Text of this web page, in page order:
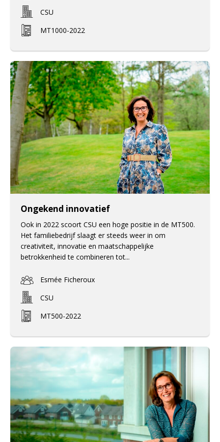
CSU
MT1000-2022
Ongekend innovatief
Ook in 2022 scoort CSU een hoge positie in de MT500.
Het familiebedrijf slaagt er steeds weer in om
creativiteit, innovatie en maatschappelijke
betrokkenheid te combineren tot...
Esmée Ficheroux
CSU
MT500-2022